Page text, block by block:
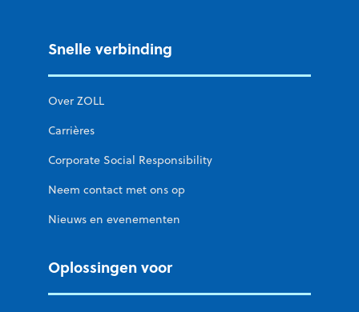
Snelle verbinding
Over ZOLL
Carrières
Corporate Social Responsibility
Neem contact met ons op
Nieuws en evenementen
Oplossingen voor